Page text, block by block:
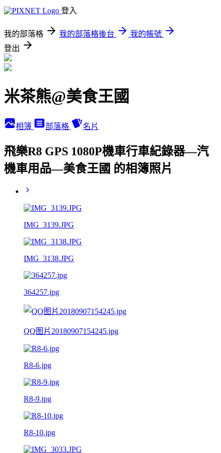
登入
我的部落格 我的部落格後台
我的帳號
登出
米茶熊@美食王國
相簿 部落格 名片
飛樂R8 GPS 1080P機車行車紀錄器—汽
機車用品—美食王國 的相簿照片
IMG_3139.JPG
IMG_3138.JPG
364257.jpg
QQ图片20180907154245.jpg
R8-6.jpg
R8-9.jpg
R8-10.jpg